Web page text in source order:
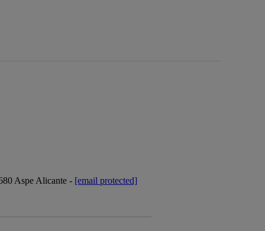
Aspe Alicante - [email protected]